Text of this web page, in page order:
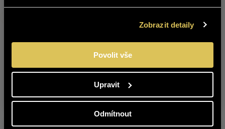
Zobrazit detaily
Povolit vše
Upravit
Odmítnout
NO